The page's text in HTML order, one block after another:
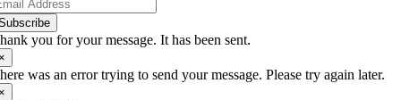
you for your message. It has been sent.
was an error trying to send your message. Please try again later.